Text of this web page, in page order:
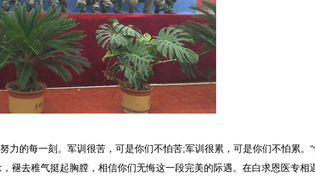
的每一刻。军训很苦，可是你们不怕苦;军训很累，可是你们不怕累。
褪去稚气挺起胸膛，相信你们无悔这一段完美的际遇。在白求恩医专相